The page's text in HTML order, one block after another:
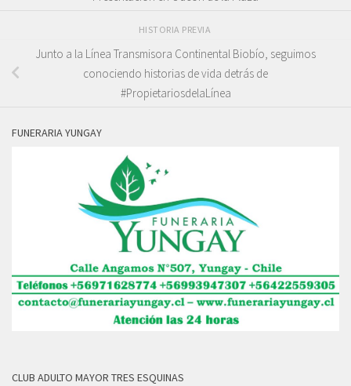
HISTORIA PREVIA
Junto a la Línea Transmisora Continental Biobío, seguimos
conociendo historias de vida detrás de
#PropietariosdelaLínea
FUNERARIA YUNGAY
CLUB ADULTO MAYOR TRES ESQUINAS